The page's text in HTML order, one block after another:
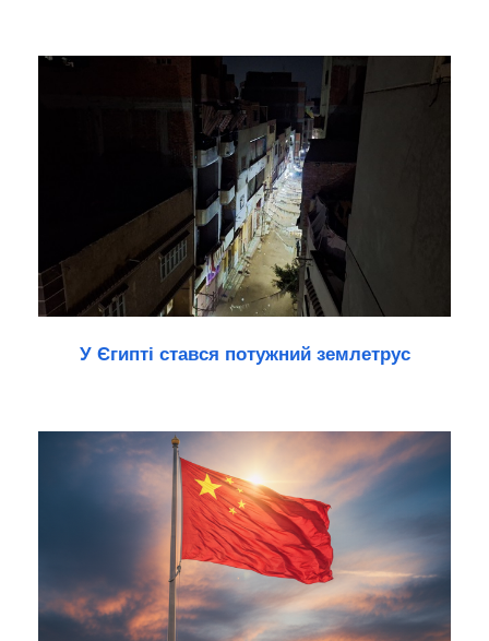
У Єгипті стався потужний землетрус